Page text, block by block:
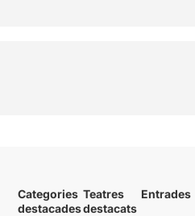
Categories
destacades
Teatres
destacats
Entrades